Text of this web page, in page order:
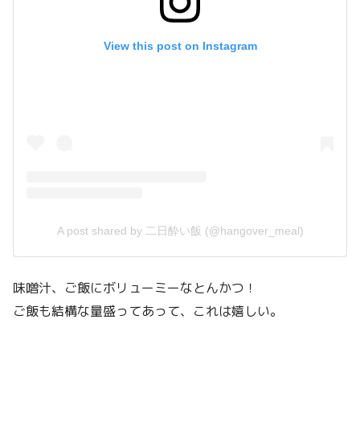
View this post on Instagram
A post shared by 二日酔い飯 (@hangover_meal)
味噌汁、ご飯にボリューミーなとんかつ！
ご飯も結構な量盛ってあって、これは嬉しい。